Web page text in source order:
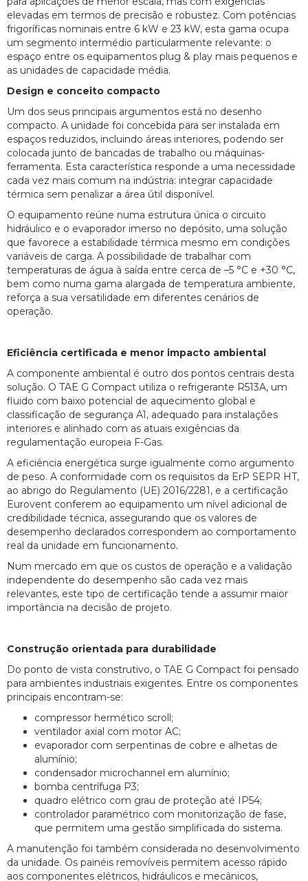
elevadas em termos de precisão e robustez. Com potências
frigoríficas nominais entre 6 kW e 23 kW, esta gama ocupa
um segmento intermédio particularmente relevante: o
espaço entre os equipamentos plug & play mais pequenos e
as unidades de capacidade média.
Design e conceito compacto
Um dos seus principais argumentos está no desenho
compacto. A unidade foi concebida para ser instalada em
espaços reduzidos, incluindo áreas interiores, podendo ser
colocada junto de bancadas de trabalho ou máquinas-
ferramenta. Esta característica responde a uma necessidade
cada vez mais comum na indústria: integrar capacidade
térmica sem penalizar a área útil disponível.
O equipamento reúne numa estrutura única o circuito
hidráulico e o evaporador imerso no depósito, uma solução
que favorece a estabilidade térmica mesmo em condições
variáveis de carga. A possibilidade de trabalhar com
temperaturas de água à saída entre cerca de –5 °C e +30 °C,
bem como numa gama alargada de temperatura ambiente,
reforça a sua versatilidade em diferentes cenários de
operação.
Eficiência certificada e menor impacto ambiental
A componente ambiental é outro dos pontos centrais desta
solução. O TAE G Compact utiliza o refrigerante R513A, um
fluido com baixo potencial de aquecimento global e
classificação de segurança A1, adequado para instalações
interiores e alinhado com as atuais exigências da
regulamentação europeia F-Gas.
A eficiência energética surge igualmente como argumento
de peso. A conformidade com os requisitos da ErP SEPR HT,
ao abrigo do Regulamento (UE) 2016/2281, e a certificação
Eurovent conferem ao equipamento um nível adicional de
credibilidade técnica, assegurando que os valores de
desempenho declarados correspondem ao comportamento
real da unidade em funcionamento.
Num mercado em que os custos de operação e a validação
independente do desempenho são cada vez mais
relevantes, este tipo de certificação tende a assumir maior
importância na decisão de projeto.
Construção orientada para durabilidade
Do ponto de vista construtivo, o TAE G Compact foi pensado
para ambientes industriais exigentes. Entre os componentes
principais encontram-se:
compressor hermético scroll;
ventilador axial com motor AC;
evaporador com serpentinas de cobre e alhetas de
alumínio;
condensador microchannel em alumínio;
bomba centrífuga P3;
quadro elétrico com grau de proteção até IP54;
controlador paramétrico com monitorização de fase,
que permitem uma gestão simplificada do sistema.
A manutenção foi também considerada no desenvolvimento
da unidade. Os painéis removíveis permitem acesso rápido
aos componentes elétricos, hidráulicos e mecânicos,